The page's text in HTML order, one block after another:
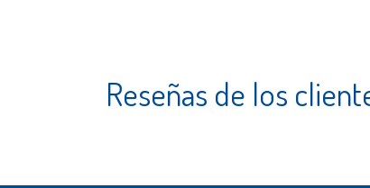
Reseñas de los